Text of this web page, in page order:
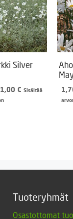
Silver
€ Hintaluokka:
Sisältää
Tuoteryhmät
Osastottomat